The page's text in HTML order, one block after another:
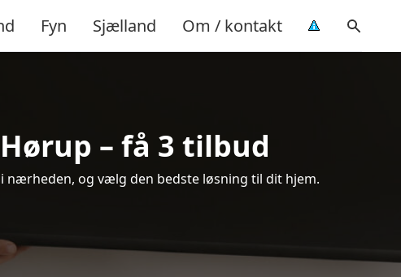
Fyn Sjælland Om / kontakt
– få 3 tilbud
og vælg den bedste løsning til dit hjem.